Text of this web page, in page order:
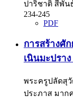
ปาริชาติ สีพัน
234-245
PDF
การสร้างศั
เนินมะปรา
พระครูปลัดสุ
ประภาส มาก